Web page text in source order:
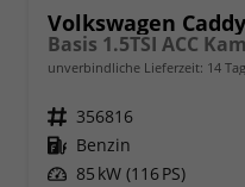
Volkswagen Caddy
Basis 1.5TSI ACC
unverbindliche Lieferzeit: 14
Fahrzeugnr. 356816
Kraftstoff Benzin
Leistung 85 kW (116 PS)